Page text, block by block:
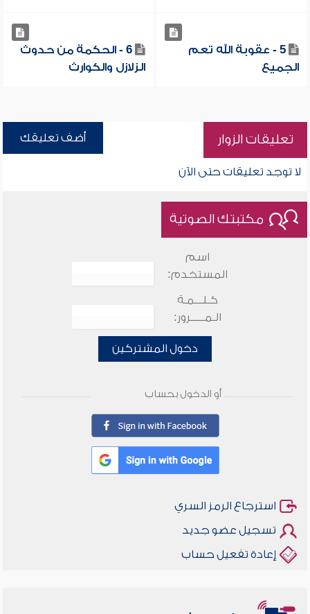
5 - عقوبة الله تعم
الجميع
6 - الحكمة من حدوث
الزلازل والكوارث
تعليقات الزوار أضف تعليقك
لا توجد تعليقات حتى الآن
مكتبتك الصوتية
اسم
المستخدم:
كـلـــمـة
الـمـــــرور:
دخول المشتركين
أو الدخول بحساب
استرجاع الرمز السري
تسجيل عضو جديد
إعادة تفعيل حساب